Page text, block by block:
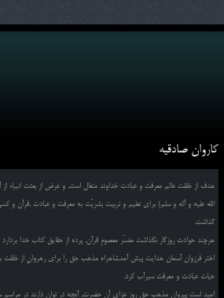
کاروان صادقیه
هدف از خلقت عالم معرفت و عبادت خداوند متعال است, و غرض از بعثت انبیاء
الله علیه و آله و سلم) برای تعلیم و تربیت بشریّت به معرفت و عبادت ,قرآن و
گذاشت.
هرچند حوادث روزگار نگذاشت مفسّر معصومِ قرآن, پرده از حقایق کتاب خدا
اختر فرزوان آسمان هدایت پیش آمد,شاهراه مذهب حق را برای رهروانِ از خلقت
حیات عبادت و معرفت سیرآب کرد.
امید است پیروان مذهب حق روز عزای آن حضرت, آنچه در توان دارند در مراسم